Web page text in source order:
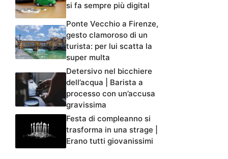
si fa sempre più digital
Ponte Vecchio a Firenze,
gesto clamoroso di un
turista: per lui scatta la
super multa
Detersivo nel bicchiere
dell’acqua | Barista a
processo con un’accusa
gravissima
Festa di compleanno si
trasforma in una strage |
Erano tutti giovanissimi